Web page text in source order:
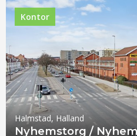
Kontor
Halmstad, Halland
Nyhemstorg /